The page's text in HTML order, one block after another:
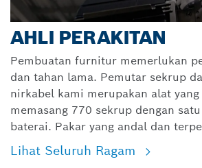
AHLI PERAKITAN
Pembuatan furnitur memerlukan
dan tahan lama. Pemutar sekrup
nirkabel kami merupakan alat yang
memasang 770 sekrup dengan
baterai. Pakar yang andal dan
Lihat Seluruh Ragam